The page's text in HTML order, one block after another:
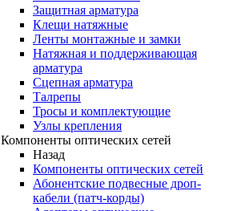
Защитная арматура
Клещи натяжные
Ленты монтажные и замки
Натяжная и поддерживающая
арматура
Сцепная арматура
Талрепы
Тросы и комплектующие
Узлы крепления
Компоненты оптических сетей
Назад
Компоненты оптических сетей
Абонентские подвесные дроп-
кабели (патч-корды)